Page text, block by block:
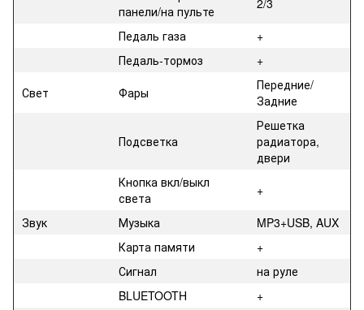
панели/на пульте
Педаль газа
+
Педаль-тормоз
+
Свет
Фары
Передние/
Задние
Подсветка
Решетка
радиатора,
двери
Кнопка вкл/выкл
света
+
Звук
Музыка
MP3+USB, AUX
Карта памяти
+
Сигнал
на руле
BLUETOOTH
+